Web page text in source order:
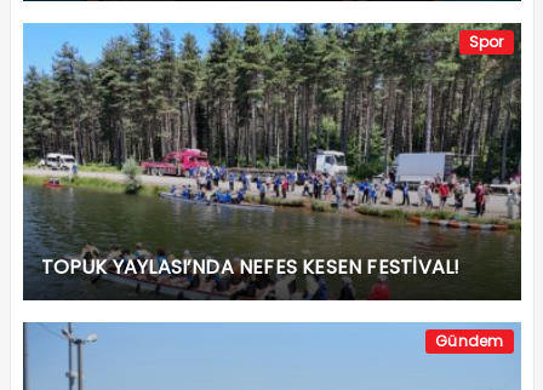
Spor
TOPUK YAYLASI’NDA NEFES KESEN FESTİVAL!
Gündem